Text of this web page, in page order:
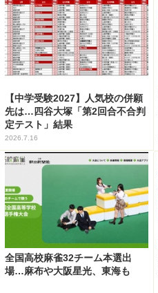
【中学受験2027】人気校の併願
先は…四谷大塚「第2回合不合判
定テスト」結果
2026.7.16
全国高校麻雀32チーム本選出
場…麻布や大阪星光、東海も